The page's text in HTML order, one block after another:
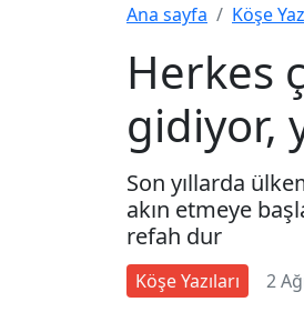
Ana sayfa Köşe
Herkes
gidiyor,
Son yıllarda
akın etmeye
refah dur
Köşe Yazıları 2